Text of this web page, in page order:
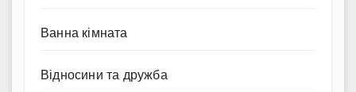
Ванна кімната
Відносини та дружба